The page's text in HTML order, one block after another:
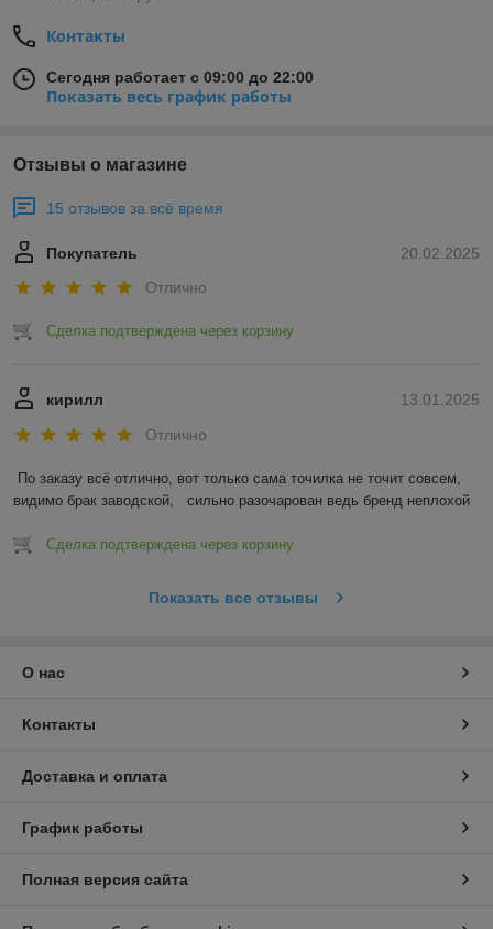
Контакты
Сегодня работает с 09:00 до 22:00
Показать весь график работы
Отзывы о магазине
15 отзывов за всё время
20.02.2025
Покупатель
Отлично
Сделка подтверждена через корзину
13.01.2025
кирилл
Отлично
По заказу всё отлично, вот только сама точилка не точит совсем,
видимо брак заводской,   сильно разочарован ведь бренд неплохой
Сделка подтверждена через корзину
Показать все отзывы
О нас
Контакты
Доставка и оплата
График работы
Полная версия сайта